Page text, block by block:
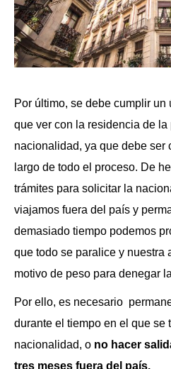
Por último, se debe cumplir
que ver con la residencia de
nacionalidad, ya que debe ser
largo de todo el proceso. De
trámites para solicitar la
viajamos fuera del país y
demasiado tiempo podemos
que todo se paralice y nuestra
motivo de peso para denegar
Por ello, es necesario
durante el tiempo en el que se
nacionalidad, o no hacer
tres meses fuera del país.